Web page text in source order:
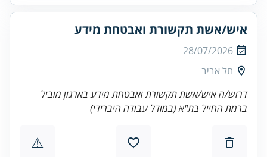
איש/אשת תקשורת ואבטחת מידע
28/07/2026
תל אביב
דרוש/ה איש/אשת תקשורת ואבטחת מידע בארגון מוביל
ברמת החייל בת"א (במודל עבודה היברידי)
⚠